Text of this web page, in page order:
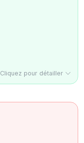
Cliquez pour détailler